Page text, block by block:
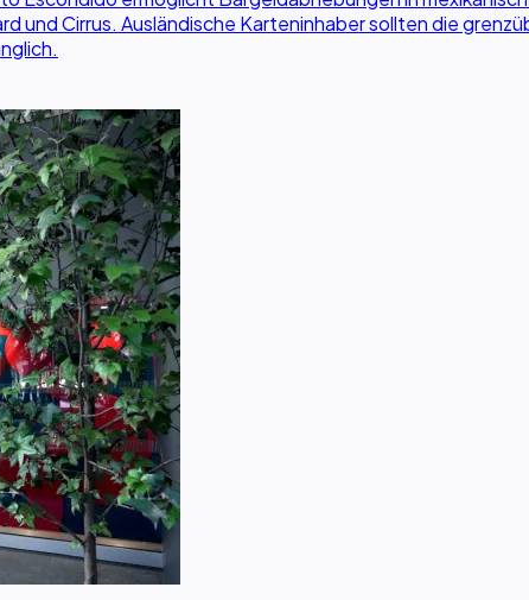
und Cirrus. Ausländische Karteninhaber sollten die